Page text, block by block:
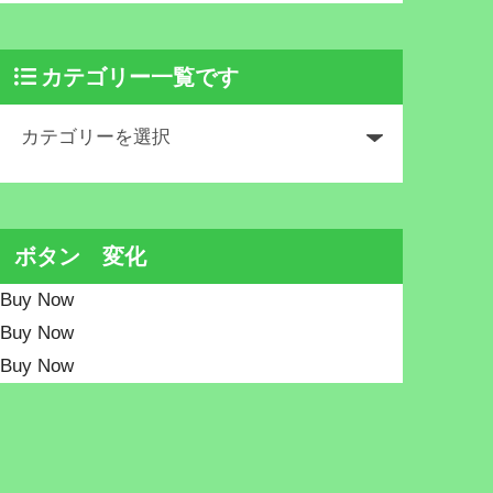
カテゴリー一覧です
ボタン 変化
Buy Now
Buy Now
Buy Now